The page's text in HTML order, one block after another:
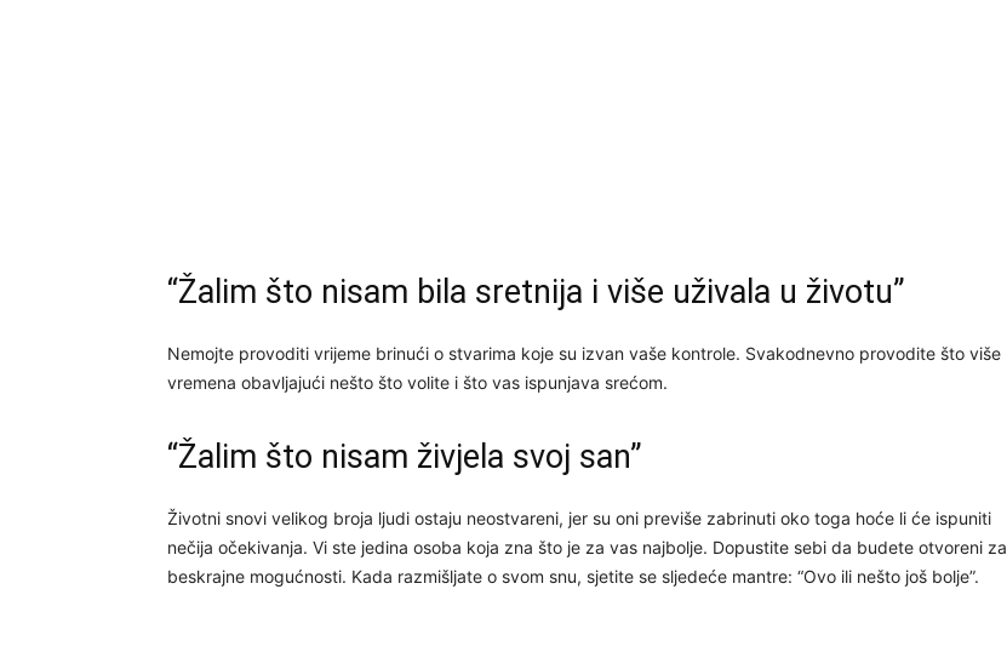
“Žalim što nisam bila sretnija i više uživala u životu”
Nemojte provoditi vrijeme brinući o stvarima koje su izvan vaše kontrole. Svakodnevno provodite što više
vremena obavljajući nešto što volite i što vas ispunjava srećom.
“Žalim što nisam živjela svoj san”
Životni snovi velikog broja ljudi ostaju neostvareni, jer su oni previše zabrinuti oko toga hoće li će ispuniti
nečija očekivanja. Vi ste jedina osoba koja zna što je za vas najbolje. Dopustite sebi da budete otvoreni za
beskrajne mogućnosti. Kada razmišljate o svom snu, sjetite se sljedeće mantre: “Ovo ili nešto još bolje”.